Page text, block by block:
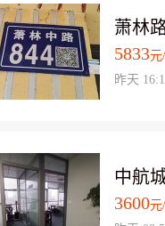
15、
新旧
普，
笔记
记本
产品
高价
萧林
5833元
昨天
中航
3600元